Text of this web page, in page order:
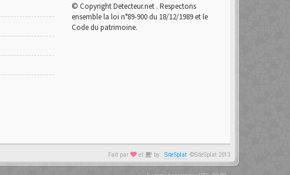
© Copyright Detecteur.net . Respectons
ensemble la loi n°89-900 du 18/12/1989 et le
Code du patrimoine.
Fait par et by: SiteSplat ©SiteSplat 2013